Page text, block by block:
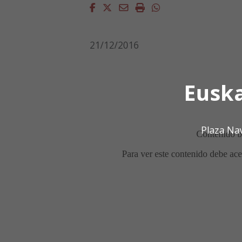
Plaza
Facebook
Twitter
EmailImprimirWhatsapp
21/12/2016